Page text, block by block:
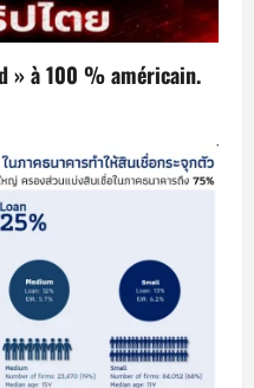
» à 100 % américain.